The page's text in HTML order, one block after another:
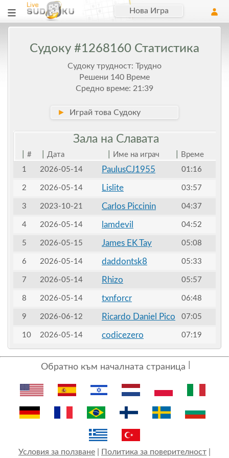
Нова Игра
Судоку #1268160 Статистика
Судоку трудност: Трудно
Решени 140 Време
Средно време: 21:39
► Играй това Судоку
Зала на Славата
# Дата Име на играч
Време
1
2026-05-14 PaulusCJ1955 01:16
2 2026-05-14 Lislite 03:57
3 2023-10-21 Carlos Piccinin 04:37
4 2026-05-14 lamdevil 04:52
5 2026-05-15 James EK Tay 05:08
6 2026-05-14 daddontsk8 05:33
7 2026-05-14 Rhizo 05:57
8 2026-05-14 txnforcr 06:48
9 2026-06-12 Ricardo Daniel Pico 07:05
10 2026-05-14 codicezero 07:19
Обратно към началната страница
Условия за ползване Политика за поверителност